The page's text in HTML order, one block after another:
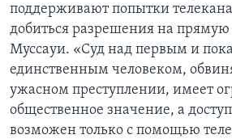
поддерживают попытки
добиться разрешения на прямую
Муссауи. «Суд над первым и
единственным человеком,
ужасном преступлении, имеет
общественное значение, а
возможен только с помощью